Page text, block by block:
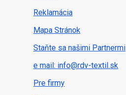
Reklamácia
Mapa Stránok
Staňte sa našimi Partnermi
e mail: info@rdv-textil.sk
Pre firmy